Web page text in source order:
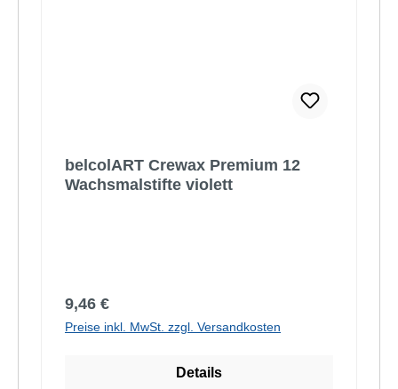
belcolART Crewax Premium 12
Wachsmalstifte violett
Regulärer Preis:
9,46 €
Preise inkl. MwSt. zzgl. Versandkosten
Details